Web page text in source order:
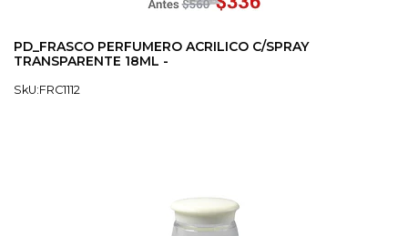
PD_FRASCO PERFUMERO ACRILICO C/SPRAY
TRANSPARENTE 18ML -
SkU:FRC1112